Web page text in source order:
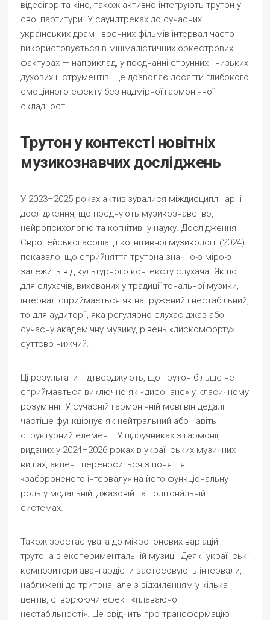
відеоігор та кіно, також активно інтегрують трутон у
свої партитури. У саундтреках до сучасних
українських драм і воєнних фільмів інтервал часто
використовується в мінімалістичних оркестрових
фактурах — наприклад, у поєднанні струнних і низьких
духових інструментів. Це дозволяє досягти глибокого
емоційного ефекту без надмірної гармонічної
складності.
Трутон у контексті новітніх
музикознавчих досліджень
У 2023–2025 роках активізувалися міждисциплінарні
дослідження, що поєднують музикознавство,
нейропсихологію та когнітивну науку. Дослідження
Європейської асоціації когнітивної музикології (2024)
показало, що сприйняття трутона значною мірою
залежить від культурного контексту слухача. Якщо
для слухачів, вихованих у традиції тональної музики,
інтервал сприймається як напружений і нестабільний,
то для аудиторії, яка регулярно слухає джаз або
сучасну академічну музику, рівень «дискомфорту»
суттєво нижчий.
Ці результати підтверджують, що трутон більше не
сприймається виключно як «дисонанс» у класичному
розумінні. У сучасній гармонічній мові він дедалі
частіше функціонує як нейтральний або навіть
структурний елемент. У підручниках з гармонії,
виданих у 2024–2026 роках в українських музичних
вишах, акцент переноситься з поняття
«забороненого інтервалу» на його функціональну
роль у модальній, джазовій та політона́льній
системах.
Також зростає увага до мікротонових варіацій
трутона в експериментальній музиці. Деякі українські
композитори-авангардісти застосовують інтервали,
наближені до тритона, але з відхиленням у кілька
центів, створюючи ефект «плаваючої
нестабільності». Це свідчить про трансформацію